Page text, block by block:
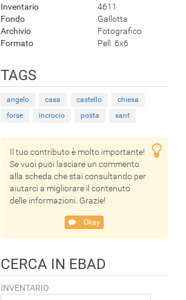
Inventario
4611
Fondo
Gallotta
Archivio
Fotografico
Formato
Pell. 6x6
TAGS
angelo casa castello
chiesa
forse
incrocio posta sant
Il tuo contributo è molto importante!
Se vuoi puoi lasciare un commento
alla scheda che stai consultando per
aiutarci a migliorare il contenuto
delle informazioni. Grazie!
Okay
CERCA IN EBAD
INVENTARIO